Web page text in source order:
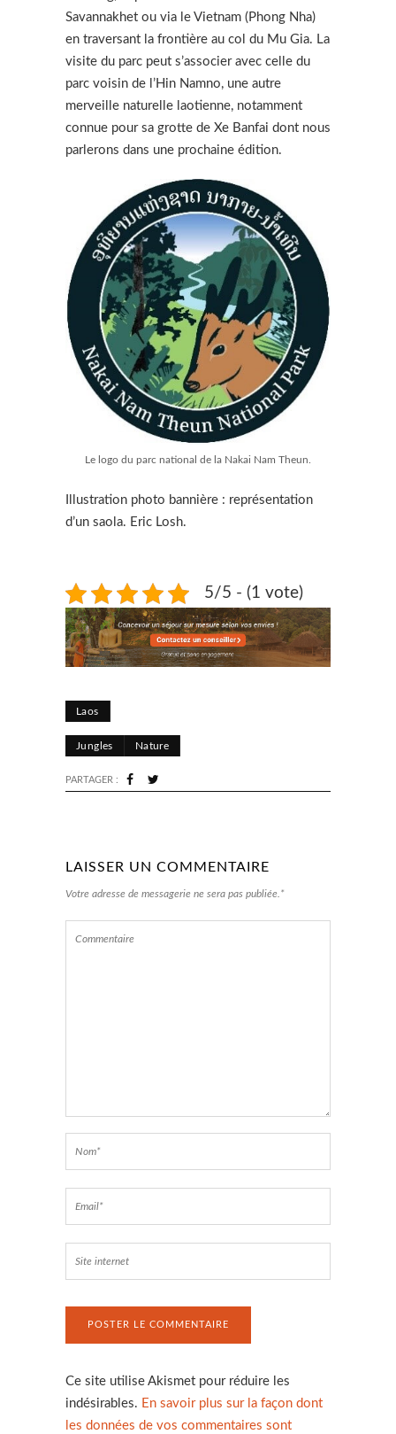
Savannakhet ou via le Vietnam (Phong Nha)
en traversant la frontière au col du Mu Gia. La
visite du parc peut s’associer avec celle du
parc voisin de l’Hin Namno, une autre
merveille naturelle laotienne, notamment
connue pour sa grotte de Xe Banfai dont nous
parlerons dans une prochaine édition.
Le logo du parc national de la Nakai Nam Theun.
Illustration photo bannière : représentation
d’un saola. Eric Losh.
5/5 - (1 vote)
Laos
Jungles Nature
PARTAGER :
LAISSER UN COMMENTAIRE
Votre adresse de messagerie ne sera pas publiée.*
Ce site utilise Akismet pour réduire les
indésirables. En savoir plus sur la façon dont
les données de vos commentaires sont